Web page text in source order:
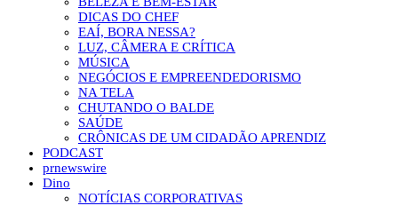
DICAS DO CHEF
EAÍ, BORA NESSA?
LUZ, CÂMERA E CRÍTICA
MÚSICA
NEGÓCIOS E EMPREENDEDORISMO
NA TELA
CHUTANDO O BALDE
SAÚDE
CRÔNICAS DE UM CIDADÃO APRENDIZ
PODCAST
prnewswire
Dino
NOTÍCIAS CORPORATIVAS